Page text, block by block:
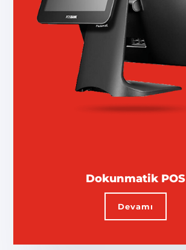
Dokunmatik POS
Devamı